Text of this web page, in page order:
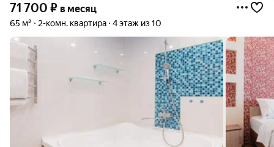
71 700 ₽ в месяц
65 м² 2-комн. квартира 4 этаж из 10